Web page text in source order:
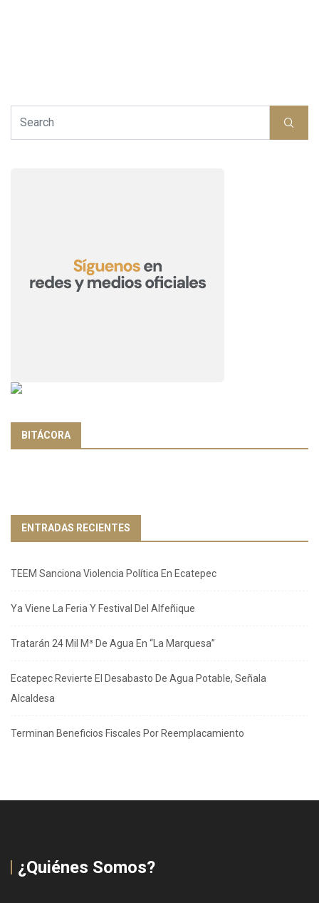
BITÁCORA
ENTRADAS RECIENTES
TEEM Sanciona Violencia Política En Ecatepec
Ya Viene La Feria Y Festival Del Alfeñique
Tratarán 24 Mil M³ De Agua En “La Marquesa”
Ecatepec Revierte El Desabasto De Agua Potable, Señala
Alcaldesa
Terminan Beneficios Fiscales Por Reemplacamiento
¿Quiénes Somos?